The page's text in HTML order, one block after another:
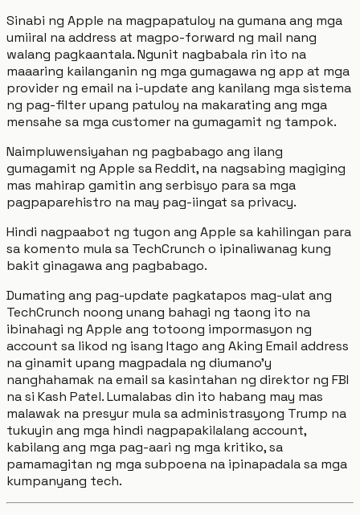
Sinabi ng Apple na magpapatuloy na gumana ang mga
umiiral na address at magpo-forward ng mail nang
walang pagkaantala. Ngunit nagbabala rin ito na
maaaring kailanganin ng mga gumagawa ng app at mga
provider ng email na i-update ang kanilang mga sistema
ng pag-filter upang patuloy na makarating ang mga
mensahe sa mga customer na gumagamit ng tampok.
Naimpluwensiyahan ng pagbabago ang ilang
gumagamit ng Apple sa Reddit, na nagsabing magiging
mas mahirap gamitin ang serbisyo para sa mga
pagpaparehistro na may pag-iingat sa privacy.
Hindi nagpaabot ng tugon ang Apple sa kahilingan para
sa komento mula sa TechCrunch o ipinaliwanag kung
bakit ginagawa ang pagbabago.
Dumating ang pag-update pagkatapos mag-ulat ang
TechCrunch noong unang bahagi ng taong ito na
ibinahagi ng Apple ang totoong impormasyon ng
account sa likod ng isang Itago ang Aking Email address
na ginamit upang magpadala ng diumano’y
nanghahamak na email sa kasintahan ng direktor ng FBI
na si Kash Patel. Lumalabas din ito habang may mas
malawak na presyur mula sa administrasyong Trump na
tukuyin ang mga hindi nagpapakilalang account,
kabilang ang mga pag-aari ng mga kritiko, sa
pamamagitan ng mga subpoena na ipinapadala sa mga
kumpanyang tech.